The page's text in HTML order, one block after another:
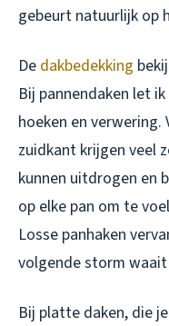
gebeurt natuurlijk op
De dakbedekking
Bij pannendaken let
hoeken en verwering.
zuidkant krijgen veel
kunnen uitdrogen en
op elke pan om te
Losse panhaken
volgende storm waait
Bij platte daken, die